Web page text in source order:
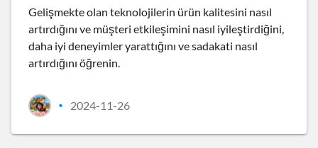
Gelişmekte olan teknolojilerin ürün kalitesini nasıl
artırdığını ve müşteri etkileşimini nasıl iyileştirdiğini,
daha iyi deneyimler yarattığını ve sadakati nasıl
artırdığını öğrenin.
• 2024-11-26